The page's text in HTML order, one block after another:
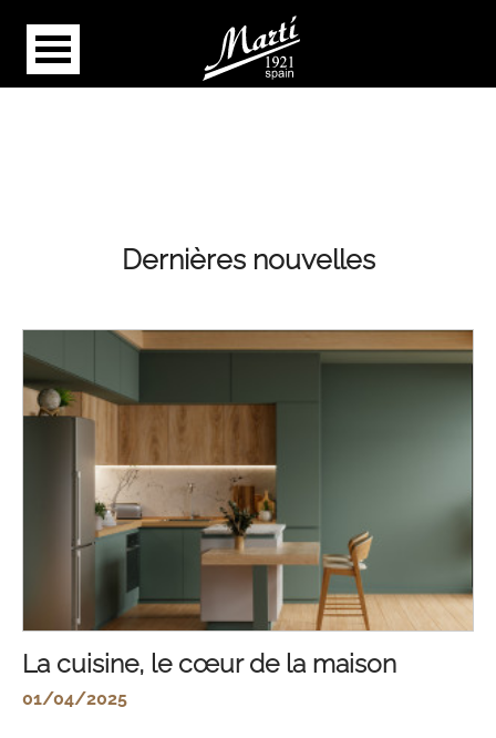
Dernières nouvelles
La cuisine, le cœur de la maison
01/04/2025